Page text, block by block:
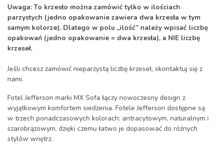
Uwaga: To krzesło można zamówić tylko w ilościach
parzystych (jedno opakowanie zawiera dwa krzesła w tym
samym kolorze). Dlatego w polu „ilość” należy wpisać liczbę
opakowań (jedno opakowanie = dwa krzesła), a NIE liczbę
krzeseł.
Jeśli chcesz zamówić nieparzystą liczbę krzeseł, skontaktuj się z
nami.
Fotel Jefferson marki MX Sofa łączy nowoczesny design z
wyjątkowym komfortem siedzenia. Fotele Jefferson dostępne są
w trzech ponadczasowych kolorach: antracytowym, naturalnym i
szarobrązowym, dzięki czemu łatwo je dopasować do różnych
stylów wnętrz.